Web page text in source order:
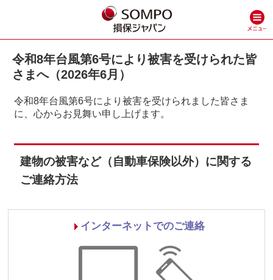
令和8年台風第6号により被害を受けられた皆
さまへ（2026年6月）
令和8年台風第6号により被害を受けられました皆さま
に、心からお見舞い申し上げます。
建物の被害など（自動車保険以外）に関する
ご連絡方法
インターネットでのご連絡